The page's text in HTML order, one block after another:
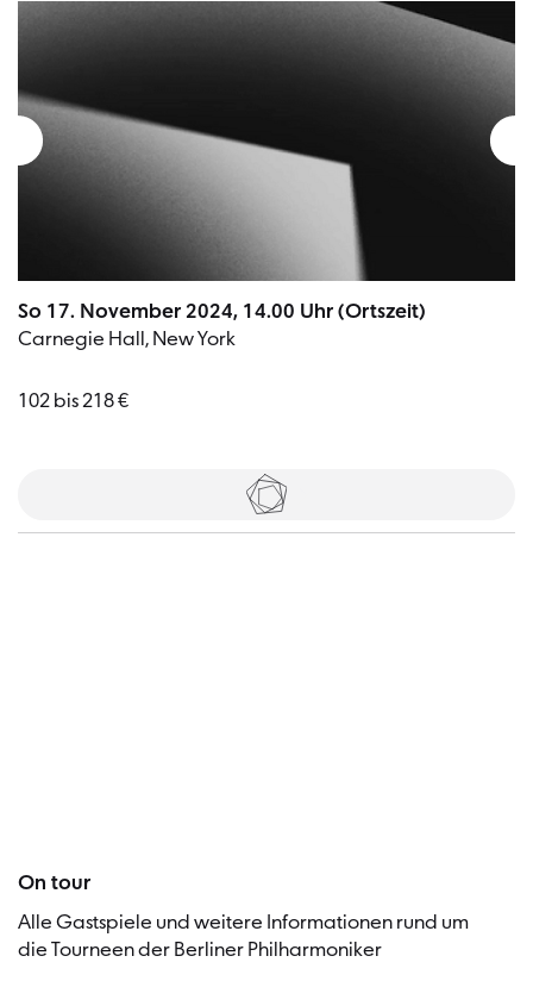
So 17. November 2024, 14.00 Uhr (Ortszeit)
Carnegie Hall, New York
102 bis 218 €
Tickets
On tour
Alle Gastspiele und weitere Informationen rund um
die Tourneen der Berliner Philharmoniker